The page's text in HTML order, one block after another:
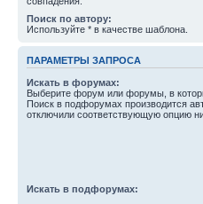
Поиск по автору:
Используйте * в качестве шаблона.
ПАРАМЕТРЫ ЗАПРОСА
Искать в форумах:
Выберите форум или форумы, в
Поиск в подфорумах производится
отключили соответствующую опцию
Искать в подфорумах: